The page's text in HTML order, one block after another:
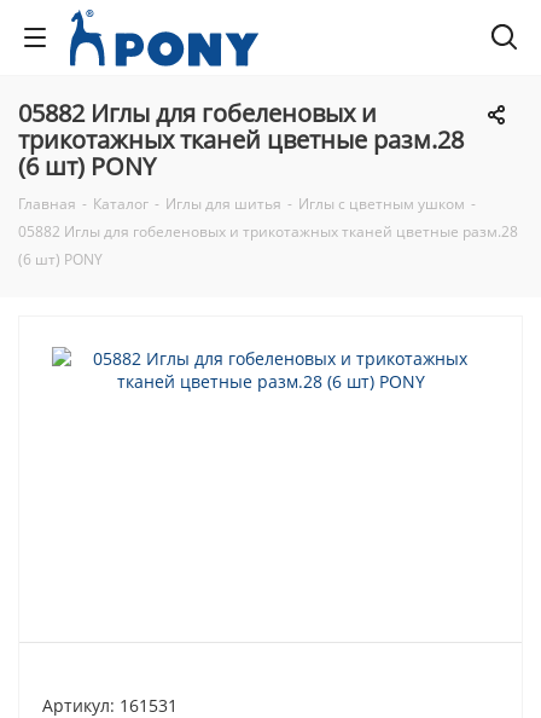
05882 Иглы для гобеленовых и
трикотажных тканей цветные разм.28
(6 шт) PONY
Главная - Каталог - Иглы для шитья - Иглы с цветным ушком -
05882 Иглы для гобеленовых и трикотажных тканей цветные разм.28
(6 шт) PONY
Артикул: 161531